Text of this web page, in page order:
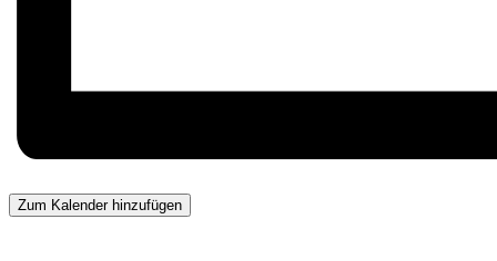
Zum Kalender hinzufügen